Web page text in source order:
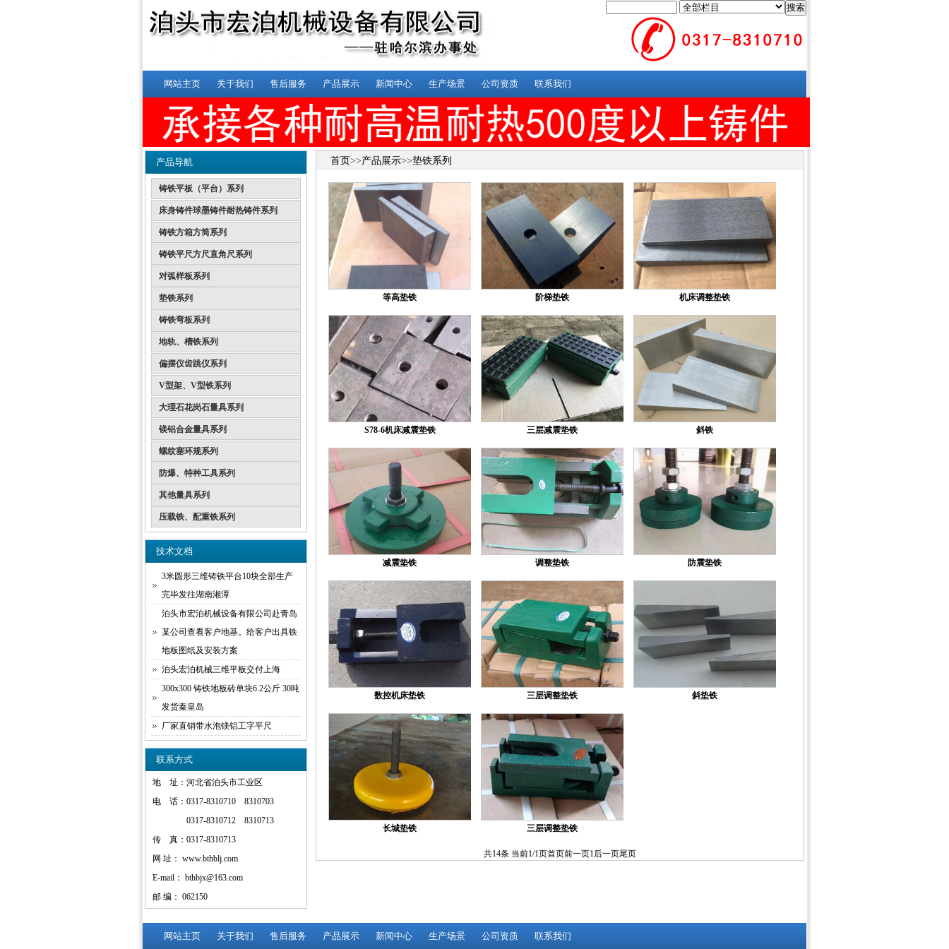
搜索
网站主页 关于我们 售后服务 产品展示 新闻中心 生产场景 公司资质 联系我们
产品导航
铸铁平板（平台）系列
床身铸件球墨铸件耐热铸件系列
铸铁方箱方筒系列
铸铁平尺方尺直角尺系列
对弧样板系列
垫铁系列
铸铁弯板系列
地轨、槽铁系列
偏摆仪齿跳仪系列
V型架、V型铁系列
大理石花岗石量具系列
镁铝合金量具系列
螺纹塞环规系列
防爆、特种工具系列
其他量具系列
压载铁、配重铁系列
技术文档
3米圆形三维铸铁平台10块全部生产
完毕发往湖南湘潭
泊头市宏泊机械设备有限公司赴青岛
某公司查看客户地基。给客户出具铁
地板图纸及安装方案
泊头宏泊机械三维平板交付上海
300x300 铸铁地板砖单块6.2公斤 30吨
发货秦皇岛
厂家直销带水泡镁铝工字平尺
联系方式
地 址：河北省泊头市工业区
电 话：0317-8310710 8310703
0317-8310712 8310713
传 真：0317-8310713
网 址： www.bthblj.com
E-mail： bthbjx@163.com
邮 编： 062150
首页>>产品展示>>垫铁系列
等高垫铁 阶梯垫铁 机床调整垫铁
S78-6机床减震垫铁 三层减震垫铁 斜铁
减震垫铁 调整垫铁 防震垫铁
数控机床垫铁 三层调整垫铁 斜垫铁
长城垫铁 三层调整垫铁
共14条 当前1/1页首页前一页1后一页尾页
网站主页 关于我们 售后服务 产品展示 新闻中心 生产场景 公司资质 联系我们